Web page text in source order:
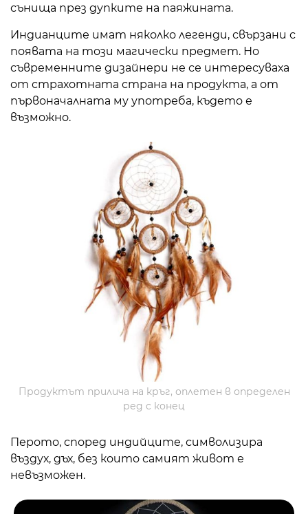
сънища през дупките на паяжината.
Индианците имат няколко легенди, свързани с
появата на този магически предмет. Но
съвременните дизайнери не се интересуваха
от страхотната страна на продукта, а от
първоначалната му употреба, където е
възможно.
Продуктът прилича на кръг, оплетен в определен
ред с конец
Перото, според индийците, символизира
въздух, дъх, без които самият живот е
невъзможен.